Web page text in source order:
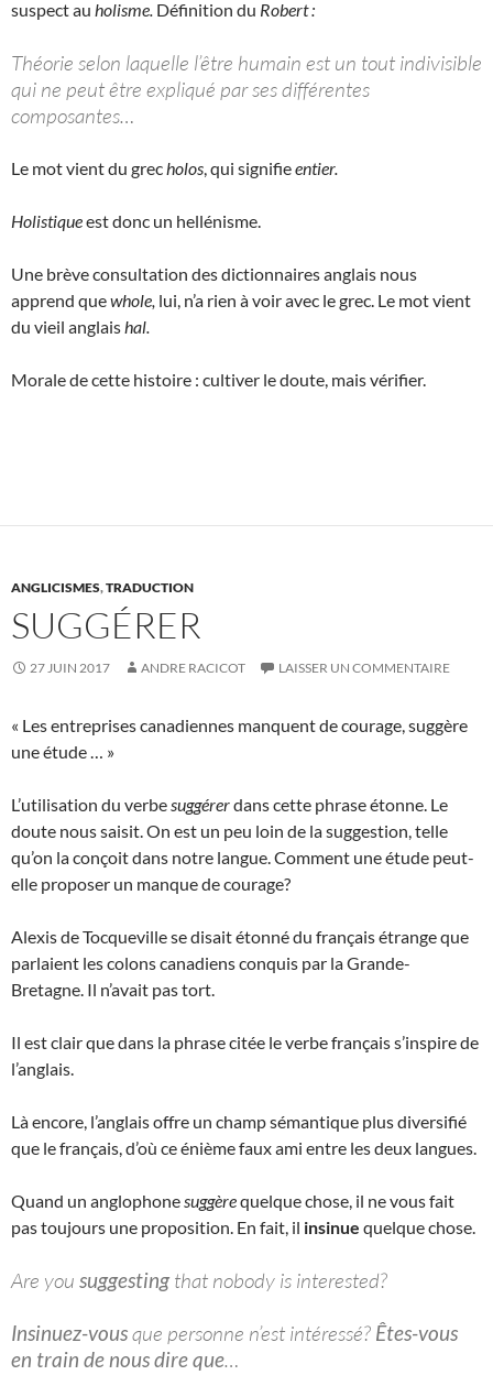
suspect au holisme. Définition du Robert :
Théorie selon laquelle l’être humain est un tout indivisible
qui ne peut être expliqué par ses différentes
composantes…
Le mot vient du grecholos, qui signifieentier.
Holistiqueest donc un hellénisme.
Une brève consultation des dictionnaires anglais nous
apprend quewhole, lui, n’a rien à voir avec le grec. Le mot vient
du vieil anglaishal.
Morale de cette histoire : cultiver le doute, mais vérifier.
ANGLICISMES,TRADUCTION
SUGGÉRER
27 JUIN 2017 ANDRE RACICOT LAISSER UN COMMENTAIRE
« Les entreprises canadiennes manquent de courage, suggère
une étude … »
L’utilisation du verbesuggérerdans cette phrase étonne. Le
doute nous saisit. On est un peu loin de la suggestion, telle
qu’on la conçoit dans notre langue. Comment une étude peut-
elle proposer un manque de courage?
Alexis de Tocqueville se disait étonné du français étrange que
parlaient les colons canadiens conquis par la Grande-
Bretagne. Il n’avait pas tort.
Il est clair que dans la phrase citée le verbe français s’inspire de
l’anglais.
Là encore, l’anglais offre un champ sémantique plus diversifié
que le français, d’où ce énième faux ami entre les deux langues.
Quand un anglophonesuggèrequelque chose, il ne vous fait
pas toujours une proposition. En fait, il insinue quelque chose.
Are you suggestingthat nobody is interested?
Insinuez-vousque personne n’est intéressé? Êtes-vous
en train de nous dire que…